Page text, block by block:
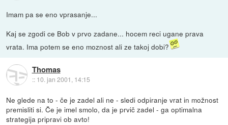
Imam pa se eno vprasanje...
Kaj se zgodi ce Bob v prvo zadane... hocem reci ugane prava
vrata. Ima potem se eno moznost ali ze takoj dobi?
Thomas
:: 10. jan 2001, 14:15
Ne glede na to - če je zadel ali ne - sledi odpiranje vrat in možnost
premisliti si. Če je imel smolo, da je prvič zadel - ga optimalna
strategija pripravi ob avto!